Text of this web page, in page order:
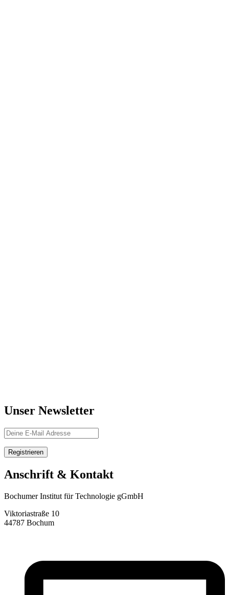
Unser Newsletter
Anschrift & Kontakt
Bochumer Institut für Technologie gGmbH
Viktoriastraße 10
44787 Bochum